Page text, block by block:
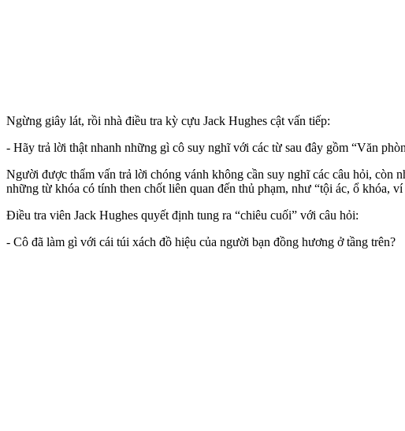
Ngừng giây lát, rồi nhà điều tra kỳ cựu Jack Hughes cật vấn tiếp:
- Hãy trả lời thật nhanh những gì cô suy nghĩ với các từ sau đây gồm “Văn
Người được thẩm vấn trả lời chóng vánh không cần suy nghĩ các câu hỏi, còn
những từ khóa có tính then chốt liên quan đến thủ phạm, như “tội ác, ổ khóa,
Điều tra viên Jack Hughes quyết định tung ra “chiêu cuối” với câu hỏi:
- Cô đã làm gì với cái túi xách đồ hiệu của người bạn đồng hương ở tầng trên?